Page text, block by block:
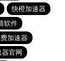
快橙加速器
软件
加速器
器官网